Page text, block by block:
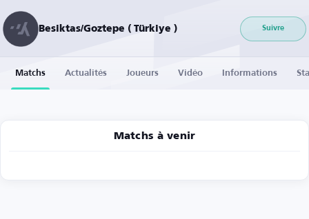
Besiktas/Goztepe ( Türkiye ) Suivre
Matchs Actualités Joueurs Vidéo Informations
Matchs à venir